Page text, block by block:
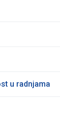
u radnjama